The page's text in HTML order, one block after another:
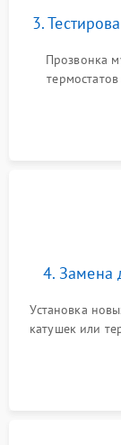
3.
Прозвонка
модуля,
индукции).
4. Замена
Установка
катушек или
дорожек.